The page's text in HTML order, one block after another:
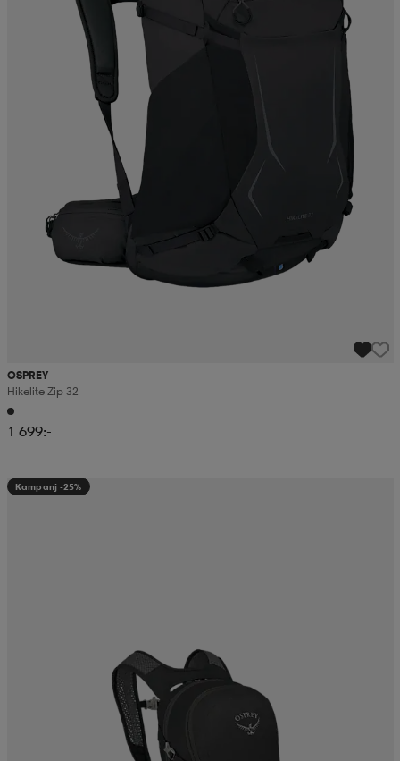
OSPREY
Hikelite Zip 32
1 699:-
Kampanj -25%